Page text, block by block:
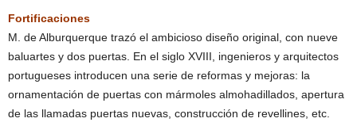
Fortificaciones
M. de Alburquerque trazó el ambicioso diseño original, con nueve
baluartes y dos puertas. En el siglo XVIII, ingenieros y arquitectos
portugueses introducen una serie de reformas y mejoras: la
ornamentación de puertas con mármoles almohadillados, apertura
de las llamadas puertas nuevas, construcción de revellines, etc.